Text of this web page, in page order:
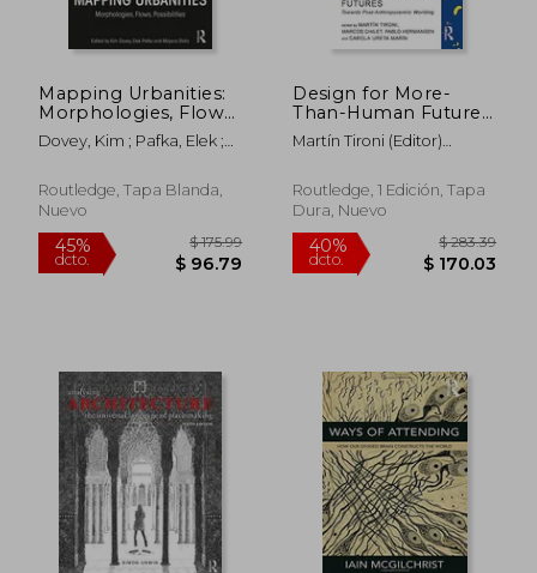
40%
dcto.
$ 93.39
$ 56.03
45%
dcto. $
Mapping Urbanities:
Morphologies, Flows,
Possibilities (en
Inglés)
Dovey, Kim ; Pafka, Elek ;
Routledge, Tapa Blanda,
Nuevo
Design for More-
Than-Human Futures:
Towards Post-
Anthropocentric
Research in Design,
Technology and
Martín Tironi (Editor)
Carola Ureta Marín (Editor)
Pablo Hermansen (Editor)
Routledge, 1 Edición, Tapa
Dura, Nuevo